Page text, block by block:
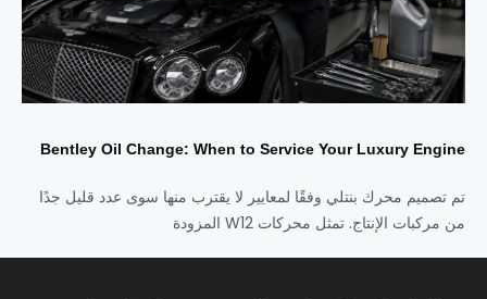
Bentley Oil Change: When to Service Your Luxury Engine
تم تصميم محرك بنتلي وفقًا لمعايير لا يقترب منها سوى عدد قليل جدًا
من مركبات الإنتاج. تمثل محركات W12 المزودة